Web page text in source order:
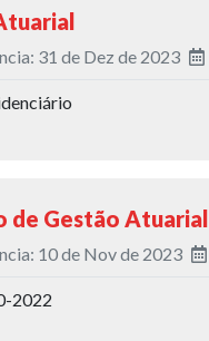
31 de Dez de 2023
de Gestão Atuarial
10 de Nov de 2023
2022